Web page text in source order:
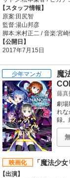
【スタッフ情報】
原案:田尻智
監督:湯山邦彦
脚本:米村正二 / 音楽:宮
【公開日】
2017年7月15日
少年マンガ
魔
藤真
劇場
れな
録。
のコ
映画化 「魔法少
【出演】